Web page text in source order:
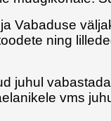
Vabaduse
ning
juhul
vms